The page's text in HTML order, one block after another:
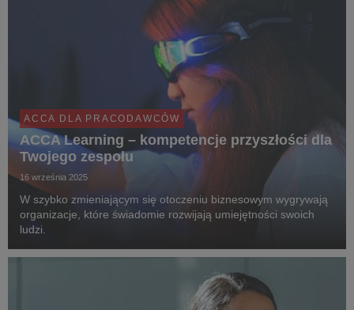
ACCA DLA PRACODAWCÓW
ACCA Learning – kompetencje przyszłości dla
Twojego zespołu
16 września 2025
W szybko zmieniającym się otoczeniu biznesowym wygrywają
organizacje, które świadomie rozwijają umiejętności swoich
ludzi.